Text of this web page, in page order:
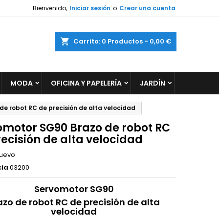
Bienvenido, Iniciar sesión o Crear una cuenta
Carrito 0 Productos - 0,00 €
MODA OFICINA Y PAPELERÍA JARDÍN
robot RC de precisión de alta velocidad
SG90 Brazo de robot RC
de alta velocidad
03200
Servomotor SG90
de robot RC de precisión de alta
velocidad